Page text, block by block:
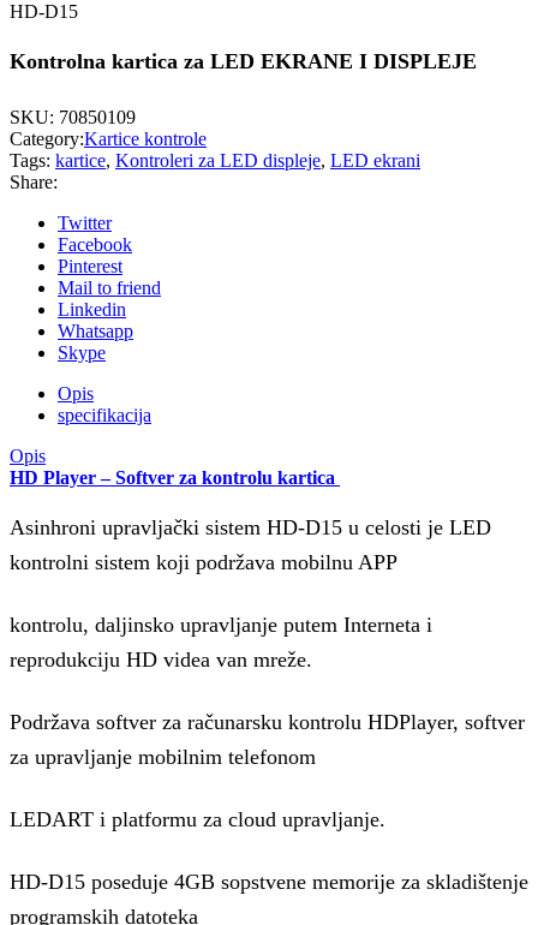
HD-D15
Kontrolna kartica za LED EKRANE I DISPLEJE
SKU: 70850109
Category:Kartice kontrole
Tags: kartice, Kontroleri za LED displeje, LED ekrani
Share:
Twitter
Facebook
Pinterest
Mail to friend
Linkedin
Whatsapp
Skype
Opis
specifikacija
Opis
HD Player – Softver za kontrolu kartica
Asinhroni upravljački sistem HD-D15 u celosti je LED
kontrolni sistem koji podržava mobilnu APP
kontrolu, daljinsko upravljanje putem Interneta i
reprodukciju HD videa van mreže.
Podržava softver za računarsku kontrolu HDPlayer, softver
za upravljanje mobilnim telefonom
LEDART i platformu za cloud upravljanje.
HD-D15 poseduje 4GB sopstvene memorije za skladištenje
programskih datoteka